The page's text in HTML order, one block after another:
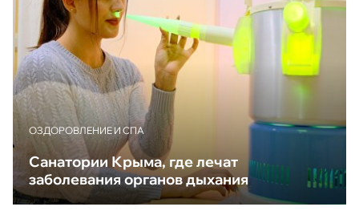
ОЗДОРОВЛЕНИЕ И СПА
Санатории Крыма, где лечат
заболевания органов дыхания